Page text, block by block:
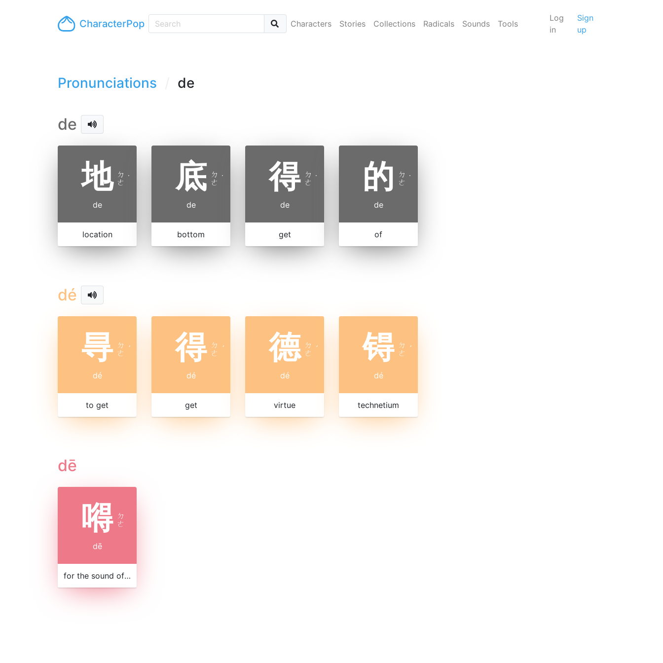
CharacterPop Characters Stories Collections Radicals Sounds Tools
Log
in
Sign
up
Pronunciations de
de
地 ㄉ
ㄜ ˙
de
location
底 ㄉ
ㄜ ˙
de
bottom
得 ㄉ
ㄜ ˙
de
get
的
ㄉ
ㄜ ˙
de
of
dé
㝵 ㄉ
ㄜ ˊ
dé
to get
得 ㄉ
ㄜ ˊ
dé
get
德 ㄉ
ㄜ ˊ
dé
virtue
锝 ㄉ
ㄜ ˊ
dé
technetium
dē
嘚 ㄉ
ㄜ
dē
for the sound of horsehoofs